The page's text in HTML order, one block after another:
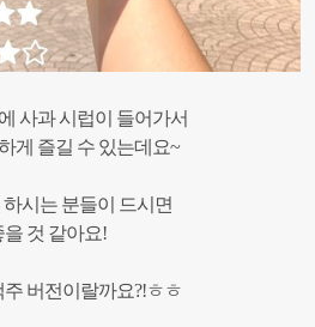
사과 시럽이 들어가서
게 즐길 수 있는데요~
하시는 분들이 드시면
을 것 같아요!
버전이랄까요?!ㅎㅎ